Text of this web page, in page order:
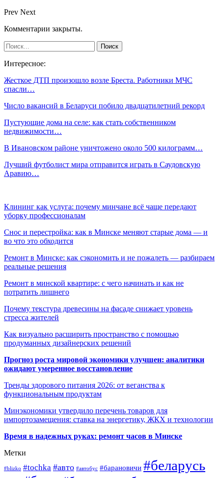
Prev Next
Комментарии закрыты.
Интересное:
Жесткое ДТП произошло возле Бреста. Работники МЧС
спасли…
Число вакансий в Беларуси побило двадцатилетний рекорд
Пустующие дома на селе: как стать собственником
недвижимости…
В Ивановском районе уничтожено около 500 килограмм…
Лучший футболист мира отправится играть в Саудовскую
Аравию…
Клининг как услуга: почему минчане всё чаще передают
уборку профессионалам
Снос и перестройка: как в Минске меняют старые дома — и
во что это обходится
Ремонт в Минске: как сэкономить и не пожалеть — разбираем
реальные решения
Ремонт в минской квартире: с чего начинать и как не
потратить лишнего
Почему текстура древесины на фасаде снижает уровень
стресса жителей
Как визуально расширить пространство с помощью
продуманных дизайнерских решений
Прогноз роста мировой экономики улучшен: аналитики
ожидают умеренное восстановление
Тренды здорового питания 2026: от веганства к
функциональным продуктам
Минэкономики утвердило перечень товаров для
импортозамещения: ставка на энергетику, ЖКХ и технологии
Время в надежных руках: ремонт часов в Минске
Метки
#blizko #tochka #авто #автобус #барановичи #беларусь